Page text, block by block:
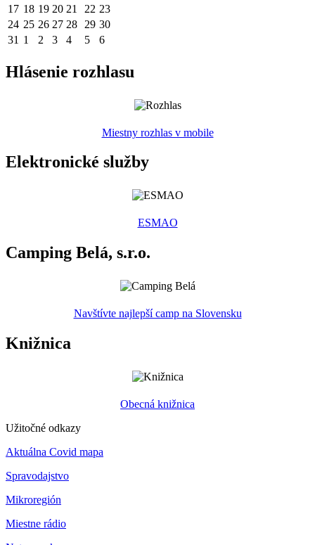
17 18 19 20 21 22 23
24 25 26 27 28 29 30
31 1 2 3 4 5 6
Hlásenie rozhlasu
Miestny rozhlas v mobile
Elektronické služby
ESMAO
Camping Belá, s.r.o.
Navštívte najlepší camp na Slovensku
Knižnica
Obecná knižnica
Užitočné odkazy
Aktuálna Covid mapa
Spravodajstvo
Mikroregión
Miestne rádio